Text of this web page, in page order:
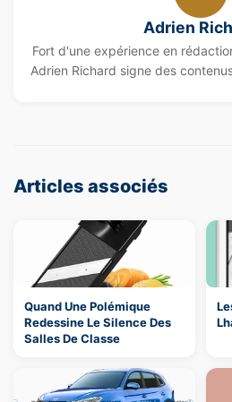
Adrien
Fort d'une expérience en
Adrien Richard signe des
Articles associés
Quand Une Polémique
Redessine Le Silence Des
Salles De Classe